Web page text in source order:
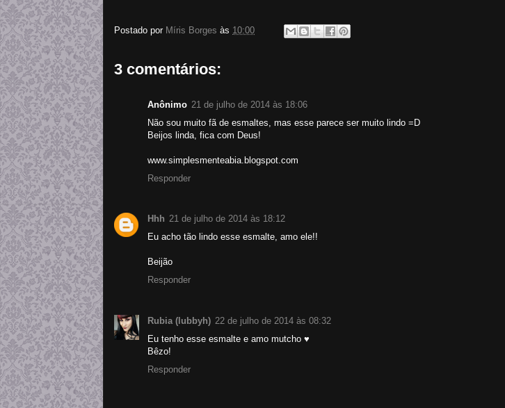
Postado por Míris Borges às 10:00
3 comentários:
Anônimo 21 de julho de 2014 às 18:06
Não sou muito fã de esmaltes, mas esse parece ser muito lindo =D
Beijos linda, fica com Deus!
www.simplesmenteabia.blogspot.com
Responder
Hhh 21 de julho de 2014 às 18:12
Eu acho tão lindo esse esmalte, amo ele!!
Beijão
Responder
Rubia (lubbyh) 22 de julho de 2014 às 08:32
Eu tenho esse esmalte e amo mutcho ♥
Bêzo!
Responder